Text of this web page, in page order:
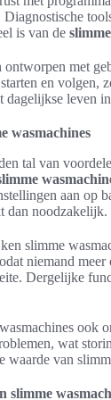
is van de
ontworpen met
en volgen,
dagelijkse leven
wasmachines
tal van
aan op
dan noodzakelijk.
slimme
niemand
Dergelijke
ook
wat
waarde van
slimme